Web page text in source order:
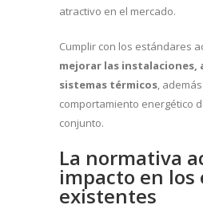
atractivo en el mercado.
Cumplir con los estándares
mejorar las instalaciones,
sistemas térmicos,
comportamiento energético
conjunto.
La normativa
impacto en los
existentes